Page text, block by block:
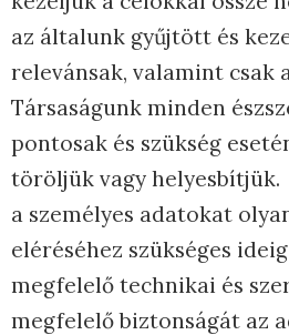
az általunk gyűjtött és
relevánsak, valamint csak
Társaságunk minden
pontosak és szükség
töröljük vagy helyesbítjük.
a személyes adatokat
eléréséhez szükséges
megfelelő technikai és
megfelelő biztonságát az